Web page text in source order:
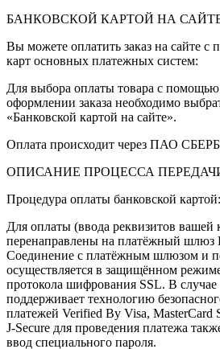
БАНКОВСКОЙ КАРТОЙ НА
Вы можете оплатить заказ на сайте
карт основных платежных систем:
Для выбора оплаты товара с
оформлении заказа необходимо
«Банковской картой на сайте».
Оплата происходит через ПАО
ОПИСАНИЕ ПРОЦЕССА
Процедура оплаты банковской картой:
Для оплаты (ввода реквизитов вашей
перенаправлены на платёжный
Соединение с платёжным шлюзом и
осуществляется в защищённом
протокола шифрования SSL. В
поддерживает технологию
платежей Verified By Visa, MasterCard
J-Secure для проведения платежа
ввод специального пароля.